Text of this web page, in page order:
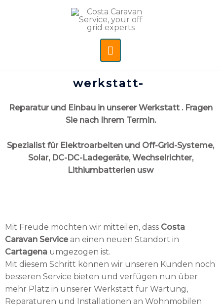
werkstatt-
Reparatur und Einbau in unserer Werkstatt . Fragen
Sie nach Ihrem Termin.
Spezialist für Elektroarbeiten und Off-Grid-Systeme,
Solar, DC-DC-Ladegeräte, Wechselrichter,
Lithiumbatterien usw
Mit Freude möchten wir mitteilen, dass Costa
Caravan Servicean einen neuen Standort in
Cartagena umgezogen ist.
Mit diesem Schritt können wir unseren Kunden noch
besseren Service bieten und verfügen nun über
mehr Platz in unserer Werkstatt für Wartung,
Reparaturen und Installationen an Wohnmobilen